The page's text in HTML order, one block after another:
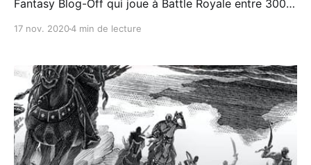
Fantasy Blog-Off qui joue à Battle Royale entre 300
Kaigen de M.
17 nov. 20204 min de lecture